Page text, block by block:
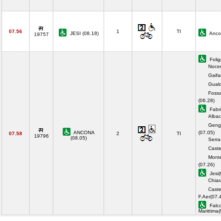
07.56
19757 JESI (08.18) 1 TI
07.58 19796
ANCONA
(08.05)
2 TI
(06.28)
(07.05)
(07.26)